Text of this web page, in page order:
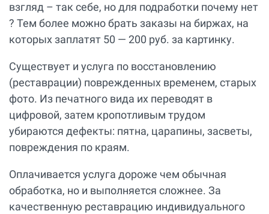
взгляд – так себе, но для подработки почему нет
? Тем более можно брать заказы на биржах, на
которых заплатят 50 — 200 руб. за картинку.
Существует и услуга по восстановлению
(реставрации) поврежденных временем, старых
фото. Из печатного вида их переводят в
цифровой, затем кропотливым трудом
убираются дефекты: пятна, царапины, засветы,
повреждения по краям.
Оплачивается услуга дороже чем обычная
обработка, но и выполняется сложнее. За
качественную реставрацию индивидуального